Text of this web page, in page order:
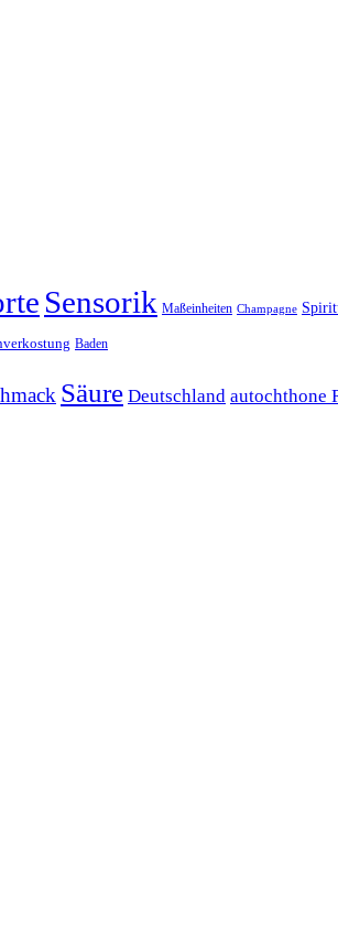
Sensorik Maßeinheiten Champagne
Baden
Säure Deutschland autochthone